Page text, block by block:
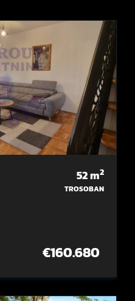
52m2
TROSOBAN
€160.680